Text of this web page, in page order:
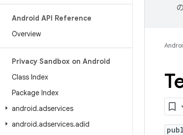
Android API Reference
Overview
Privacy Sandbox on Android
Class Index
Package Index
android.adservices
android.adservices.adid